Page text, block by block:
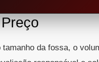
da fossa, o